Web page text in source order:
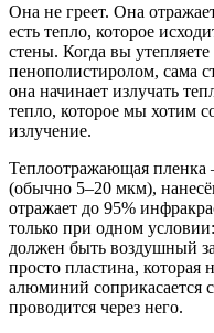
Она не греет. Она
есть тепло, которое
стены. Когда вы
пенополистиролом, сама
она начинает излучать
тепло, которое мы хотим
излучение.
Теплоотражающая
(обычно 5–20 мкм),
отражает до 95%
только при одном
должен быть воздушный
просто пластина, которая
алюминий соприкасается
проводится через него.